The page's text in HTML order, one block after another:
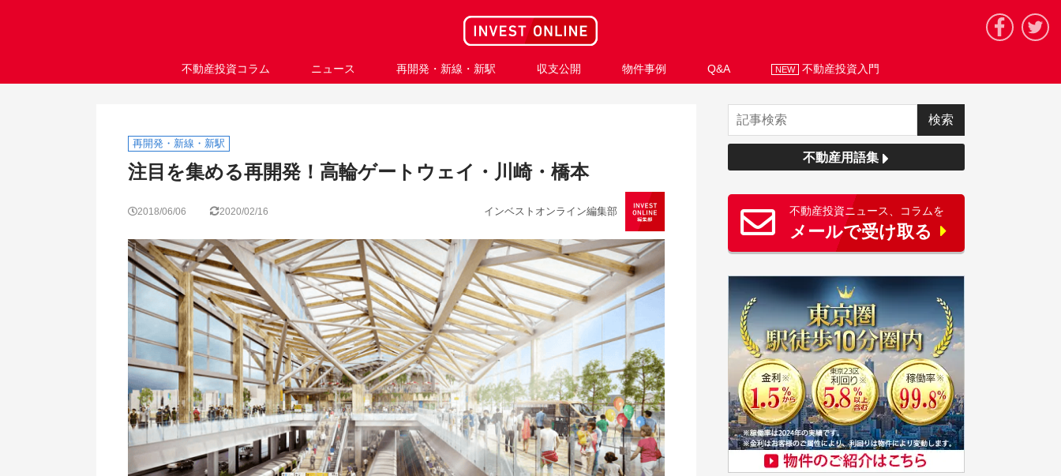
不動産投資コラム ニュース 再開発・新線・新駅 収支公開 物件事例 Q&A NEW 不動産投資入門
再開発・新線・新駅
注目を集める再開発！高輪ゲートウェイ・川崎・橋本
2018/06/06 2020/02/16 インベストオンライン編集部
不動産用語集
不動産投資ニュース、コラムを
メールで受け取る